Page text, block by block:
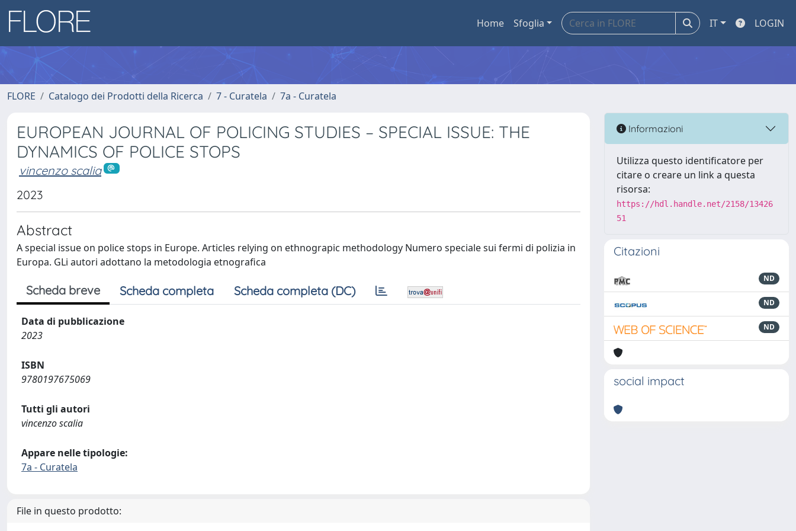
Home Sfoglia IT LOGIN
FLORE Catalogo dei Prodotti della Ricerca 7 - Curatela 7a - Curatela
EUROPEAN JOURNAL OF POLICING STUDIES – SPECIAL ISSUE: THE
DYNAMICS OF POLICE STOPS
vincenzo scalia
2023
Abstract
A special issue on police stops in Europe. Articles relying on ethnograpic methodology Numero speciale sui fermi di polizia in
Europa. GLi autori adottano la metodologia etnografica
Scheda breve Scheda completa Scheda completa (DC)
Data di pubblicazione
2023
ISBN
9780197675069
Tutti gli autori
vincenzo scalia
Appare nelle tipologie:
7a - Curatela
File in questo prodotto:
Informazioni
Utilizza questo identificatore per
citare o creare un link a questa
risorsa:
https://hdl.handle.net/2158/13426
51
Citazioni
ND
ND
ND
social impact